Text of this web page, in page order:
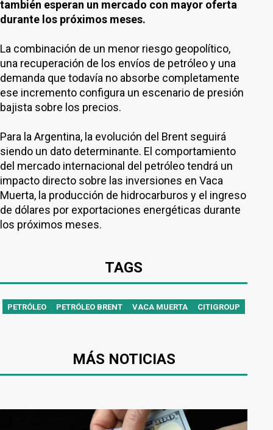
también esperan un mercado con mayor oferta
durante los próximos meses.
La combinación de un menor riesgo geopolítico,
una recuperación de los envíos de petróleo y una
demanda que todavía no absorbe completamente
ese incremento configura un escenario de presión
bajista sobre los precios.
Para la Argentina, la evolución del Brent seguirá
siendo un dato determinante. El comportamiento
del mercado internacional del petróleo tendrá un
impacto directo sobre las inversiones en Vaca
Muerta, la producción de hidrocarburos y el ingreso
de dólares por exportaciones energéticas durante
los próximos meses.
TAGS
PETRÓLEO PETRÓLEO BRENT VACA MUERTA CITIGROUP
MÁS NOTICIAS